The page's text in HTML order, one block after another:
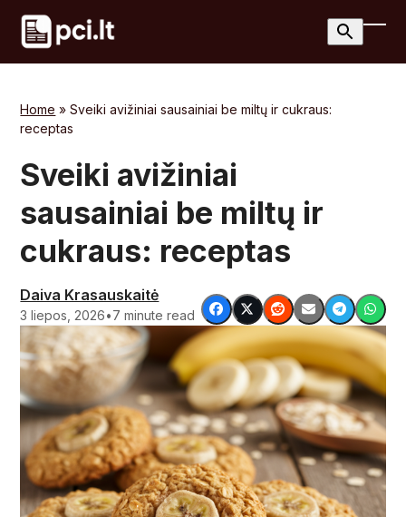
Skip
content
Home »Sveiki avižiniai sausainiai be miltų ir cukraus:
receptas
Sveiki avižiniai
sausainiai be miltų ir
cukraus: receptas
Daiva Krasauskaitė
3 liepos, 2026•7 minute read